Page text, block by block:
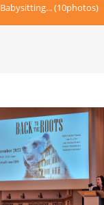
Babysitting... (10photos)